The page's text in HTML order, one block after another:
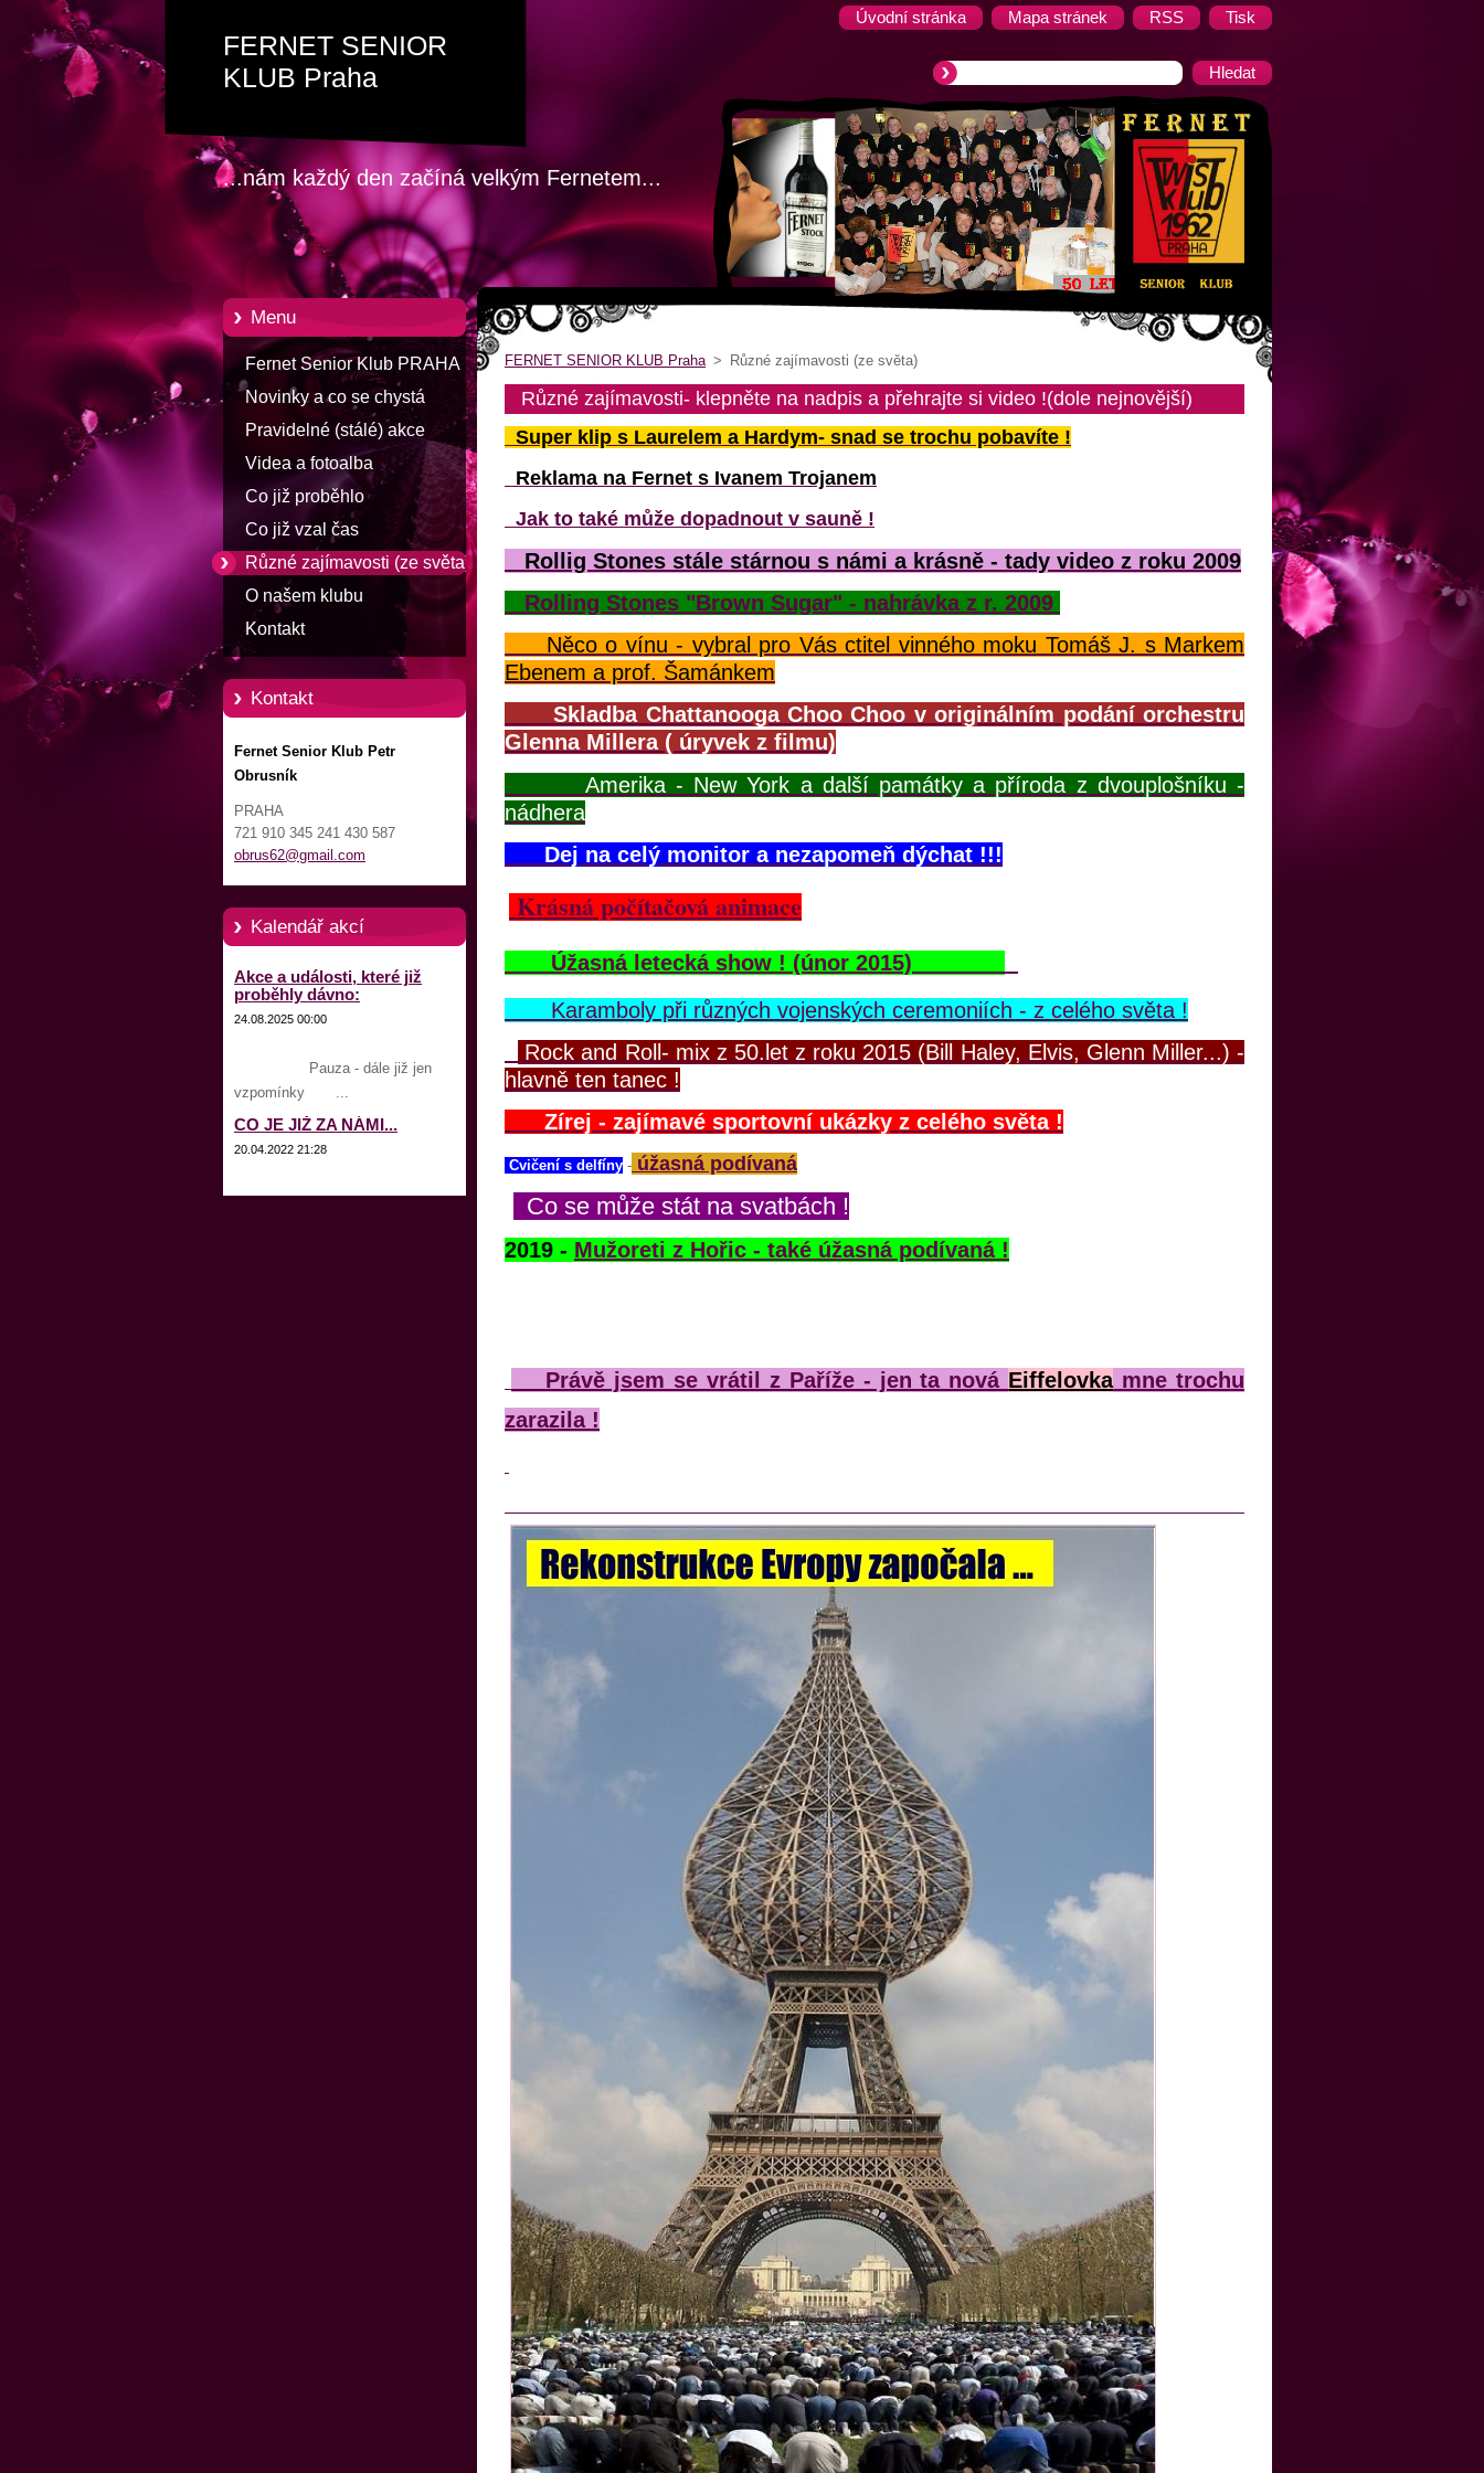
Úvodní stránka Mapa stránek RSS Tisk
FERNET SENIOR
KLUB Praha
...nám každý den začíná velkým Fernetem...
Menu
Fernet Senior Klub PRAHA
Novinky a co se chystá
Pravidelné (stálé) akce
Videa a fotoalba
Co již proběhlo
Co již vzal čas
Různé zajímavosti (ze světa)
O našem klubu
Kontakt
Kontakt
Fernet Senior Klub Petr
Obrusník
PRAHA
721 910 345 241 430 587
obrus62@gmail.com
Kalendář akcí
Akce a události, které již
proběhly dávno:
24.08.2025 00:00
Pauza - dále již jen
vzpomínky ...
CO JE JIŽ ZA NÁMI...
20.04.2022 21:28
FERNET SENIOR KLUB Praha > Různé zajímavosti (ze světa)
Různé zajímavosti- klepněte na nadpis a přehrajte si video !(dole nejnovější)
Super klip s Laurelem a Hardym- snad se trochu pobavíte !
Reklama na Fernet s Ivanem Trojanem
Jak to také může dopadnout v sauně !
Rollig Stones stále stárnou s námi a krásně - tady video z roku 2009
Rolling Stones "Brown Sugar" - nahrávka z r. 2009
Něco o vínu - vybral pro Vás ctitel vinného moku Tomáš J. s Markem
Ebenem a prof. Šamánkem
Skladba Chattanooga Choo Choo v originálním podání orchestru
Glenna Millera ( úryvek z filmu)
Amerika - New York a další památky a příroda z dvouplošníku -
nádhera
Dej na celý monitor a nezapomeň dýchat !!!
Krásná počítačová animace
Úžasná letecká show ! (únor 2015)
Karamboly při různých vojenských ceremoniích - z celého světa !
Rock and Roll- mix z 50.let z roku 2015 (Bill Haley, Elvis, Glenn Miller...) -
hlavně ten tanec !
Zírej - zajímavé sportovní ukázky z celého světa !
Cvičení s delfíny - úžasná podívaná
Co se může stát na svatbách !
2019 - Mužoreti z Hořic - také úžasná podívaná !
Právě jsem se vrátil z Paříže - jen ta nová Eiffelovkamne trochu
zarazila !